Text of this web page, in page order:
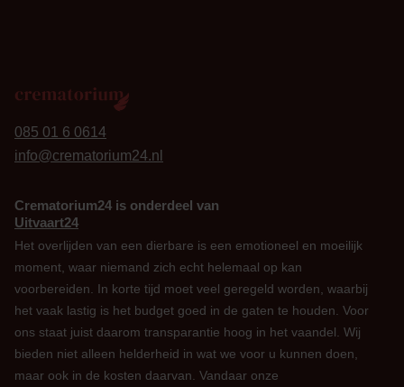
085 01 6 0614
info@crematorium24.nl
Crematorium24 is onderdeel van
Uitvaart24
Het overlijden van een dierbare is een emotioneel en moeilijk
moment, waar niemand zich echt helemaal op kan
voorbereiden. In korte tijd moet veel geregeld worden, waarbij
het vaak lastig is het budget goed in de gaten te houden. Voor
ons staat juist daarom transparantie hoog in het vaandel. Wij
bieden niet alleen helderheid in wat we voor u kunnen doen,
maar ook in de kosten daarvan. Vandaar onze